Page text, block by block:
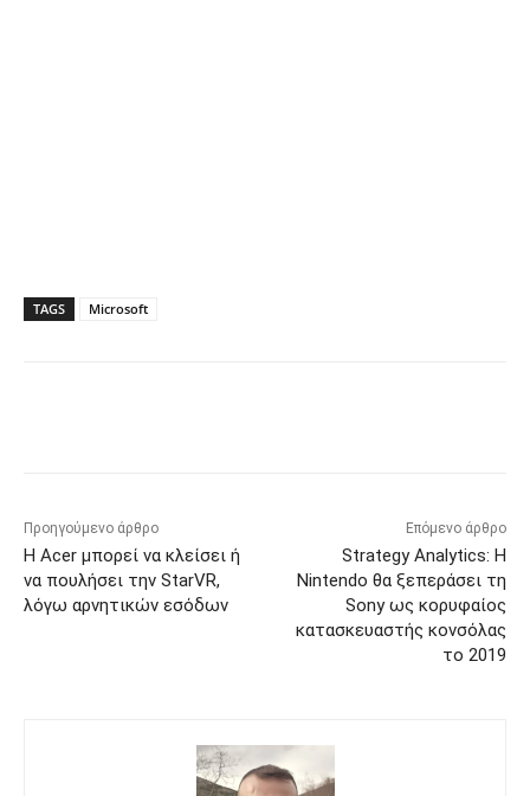
TAGS Microsoft
Προηγούμενο άρθρο
Η Acer μπορεί να κλείσει ή
να πουλήσει την StarVR,
λόγω αρνητικών εσόδων
Επόμενο άρθρο
Strategy Analytics: Η
Nintendo θα ξεπεράσει τη
Sony ως κορυφαίος
κατασκευαστής κονσόλας
το 2019